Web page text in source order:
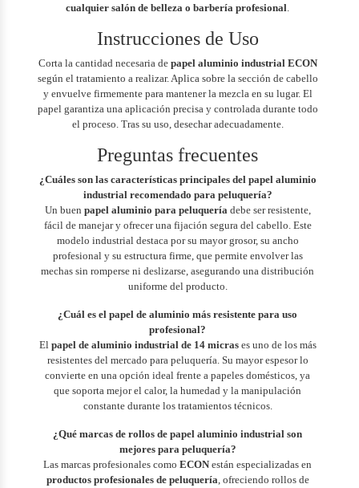
cualquier salón de belleza o barbería profesional.
Instrucciones de Uso
Corta la cantidad necesaria de papel aluminio industrial ECON
según el tratamiento a realizar. Aplica sobre la sección de cabello
y envuelve firmemente para mantener la mezcla en su lugar. El
papel garantiza una aplicación precisa y controlada durante todo
el proceso. Tras su uso, desechar adecuadamente.
Preguntas frecuentes
¿Cuáles son las características principales del papel aluminio
industrial recomendado para peluquería?
Un buen papel aluminio para peluqueríadebe ser resistente,
fácil de manejar y ofrecer una fijación segura del cabello. Este
modelo industrial destaca por su mayor grosor, su ancho
profesional y su estructura firme, que permite envolver las
mechas sin romperse ni deslizarse, asegurando una distribución
uniforme del producto.
¿Cuál es el papel de aluminio más resistente para uso
profesional?
El papel de aluminio industrial de 14 micrases uno de los más
resistentes del mercado para peluquería. Su mayor espesor lo
convierte en una opción ideal frente a papeles domésticos, ya
que soporta mejor el calor, la humedad y la manipulación
constante durante los tratamientos técnicos.
¿Qué marcas de rollos de papel aluminio industrial son
mejores para peluquería?
Las marcas profesionales comoECON están especializadas en
productos profesionales de peluquería, ofreciendo rollos de